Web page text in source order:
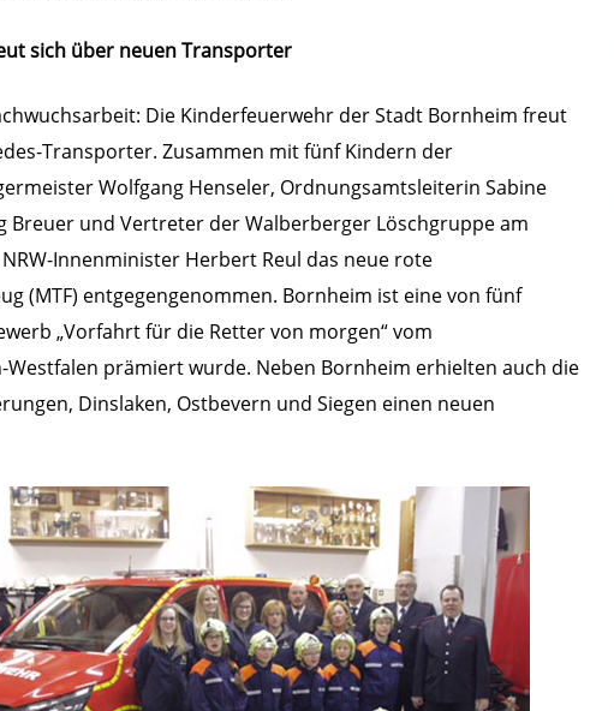
sich über neuen Transporter
Die Kinderfeuerwehr der Stadt Bornheim freut
Transporter. Zusammen mit fünf Kindern der
Wolfgang Henseler, Ordnungsamtsleiterin Sabine
Breuer und Vertreter der Walberberger Löschgruppe am
Innenminister Herbert Reul das neue rote
(MTF) entgegengenommen. Bornheim ist eine von fünf
„Vorfahrt für die Retter von morgen“ vom
prämiert wurde. Neben Bornheim erhielten auch die
Dinslaken, Ostbevern und Siegen einen neuen